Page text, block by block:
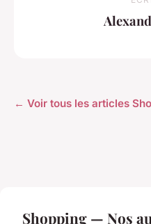
← Voir tous les articles
Shopping — Nos